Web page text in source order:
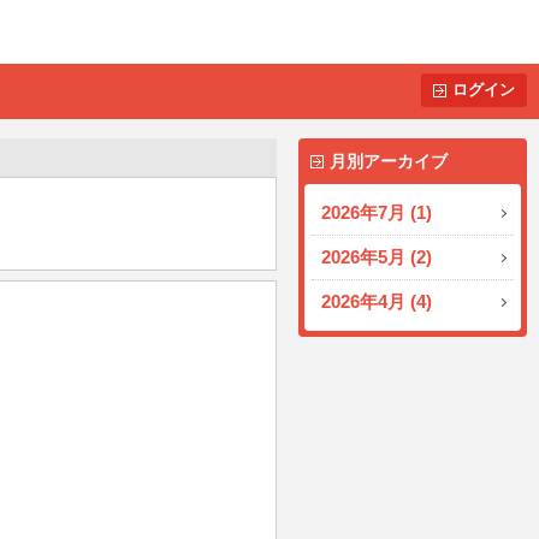
ログイン
月別アーカイブ
2026年7月 (1)
2026年5月 (2)
2026年4月 (4)